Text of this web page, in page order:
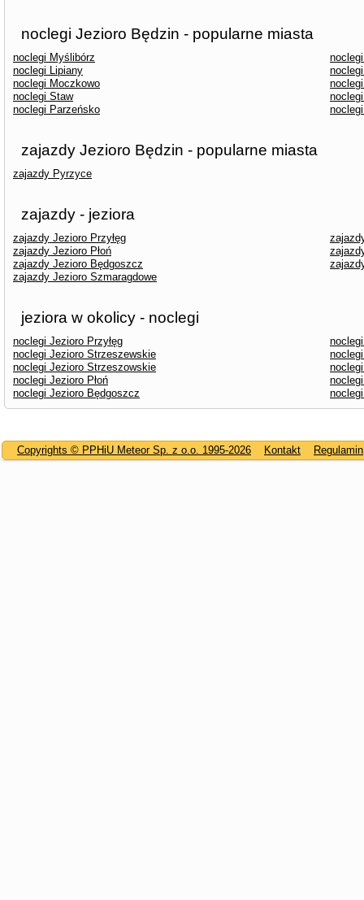
noclegi Jezioro Będzin - popularne miasta
noclegi Myślibórz
noclegi Lipiany
noclegi Moczkowo
noclegi Staw
noclegi Parzeńsko
zajazdy Jezioro Będzin - popularne miasta
zajazdy Pyrzyce
zajazdy - jeziora
zajazdy Jezioro Przyłęg
zajazdy Jezioro Płoń
zajazdy Jezioro Będgoszcz
zajazdy Jezioro Szmaragdowe
jeziora w okolicy - noclegi
noclegi Jezioro Przyłęg
noclegi Jezioro Strzeszewskie
noclegi Jezioro Strzeszowskie
noclegi Jezioro Płoń
noclegi Jezioro Będgoszcz
Copyrights © PPHiU Meteor Sp. z o.o. 1995-2026 Kontakt Regulamin